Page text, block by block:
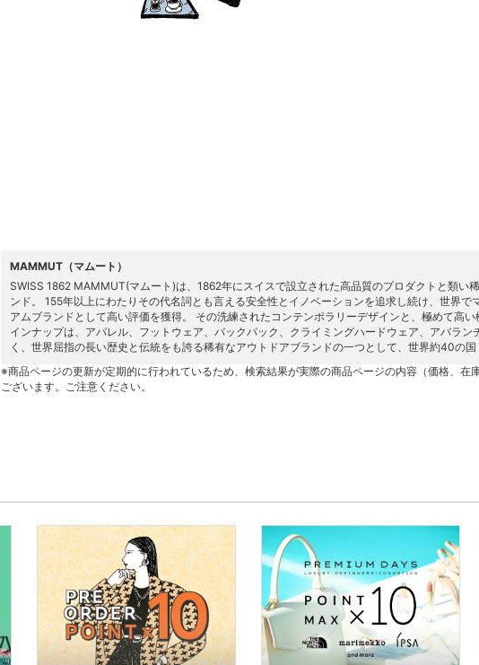
MAMMUT（マムート）
SWISS 1862 MAMMUT(マムート)は、1862年にスイスで設立された高品質のプロダクトと類い
ンド。 155年以上にわたりその代名詞とも言える安全性とイノベーションを追求し続け、世界で
アムブランドとして高い評価を獲得。 その洗練されたコンテンポラリーデザインと、極めて高
インナップは、アパレル、フットウェア、バックパック、クライミングハードウェア、アバラ
く、世界屈指の長い歴史と伝統をも誇る稀有なアウトドアブランドの一つとして、世界約40の国
※商品ページの更新が定期的に行われているため、検索結果が実際の商品ページの内容（価格、在
ございます。ご注意ください。